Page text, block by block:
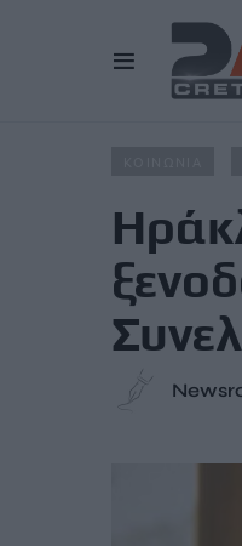
Άρθρα